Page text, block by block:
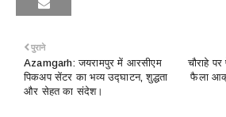
चौराहे
फैला
पुराने
Azamgarh: जयरामपुर में आरसीएम
पिकअप सेंटर का भव्य उद्घाटन, शुद्धता
और सेहत का संदेश।